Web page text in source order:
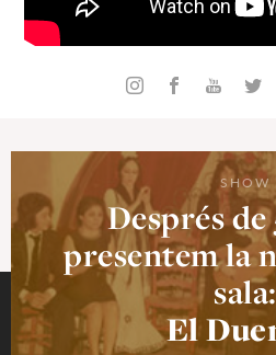
SHOW
Després de
presentem la
sala:
El